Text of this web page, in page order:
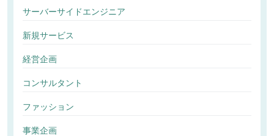
サーバーサイドエンジニア
新規サービス
経営企画
コンサルタント
ファッション
事業企画